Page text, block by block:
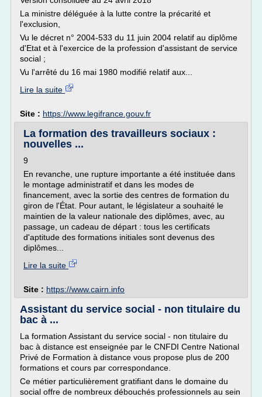
La ministre déléguée à la lutte contre la précarité et
l'exclusion,
Vu le décret n° 2004-533 du 11 juin 2004 relatif au diplôme
d'Etat et à l'exercice de la profession d'assistant de service
social ;
Vu l'arrêté du 16 mai 1980 modifié relatif aux...
Lire la suite
Site : https://www.legifrance.gouv.fr
La formation des travailleurs sociaux :
nouvelles ...
9
En revanche, une rupture importante a été instituée dans
le montage administratif et dans les modes de
financement, avec la sortie des centres de formation du
giron de l'État. Pour autant, le législateur a souhaité le
maintien de la valeur nationale des diplômes, avec, au
passage, un cadeau de départ : tous les certificats
d'aptitude des formations initiales sont devenus des
diplômes...
Lire la suite
Site : https://www.cairn.info
Assistant du service social - non titulaire du
bac à ...
La formation Assistant du service social - non titulaire du
bac à distance est enseignée par le CNFDI Centre National
Privé de Formation à distance vous propose plus de 200
formations et cours par correspondance.
Ce métier particulièrement gratifiant dans le domaine du
social offre de nombreux débouchés professionnels au sein